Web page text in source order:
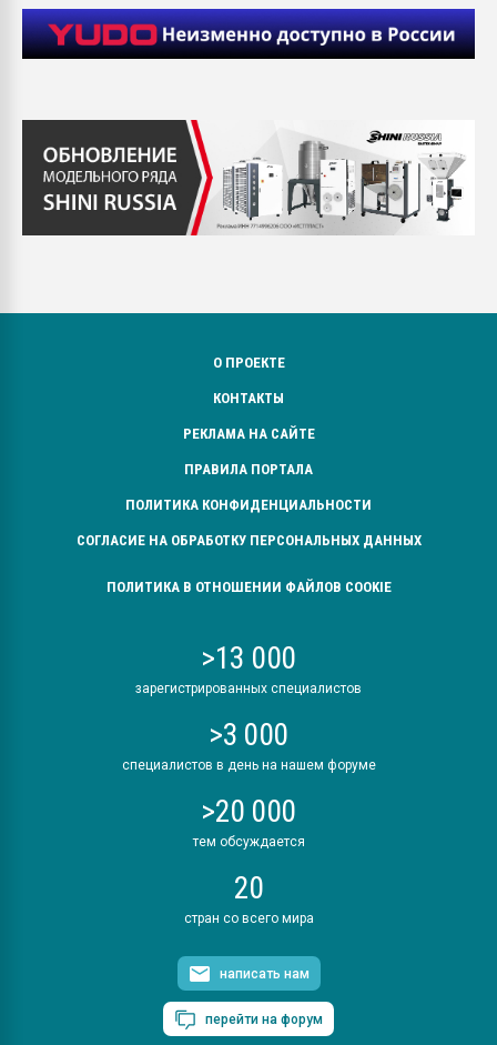
О ПРОЕКТЕ
КОНТАКТЫ
РЕКЛАМА НА САЙТЕ
ПРАВИЛА ПОРТАЛА
ПОЛИТИКА КОНФИДЕНЦИАЛЬНОСТИ
СОГЛАСИЕ НА ОБРАБОТКУ ПЕРСОНАЛЬНЫХ ДАННЫХ
ПОЛИТИКА В ОТНОШЕНИИ ФАЙЛОВ COOKIE
>13 000
зарегистрированных специалистов
>3 000
специалистов в день на нашем форуме
>20 000
тем обсуждается
20
стран со всего мира
написать нам
перейти на форум